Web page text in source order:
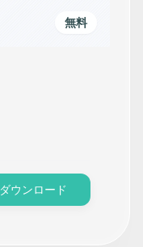
無料
ダウンロード